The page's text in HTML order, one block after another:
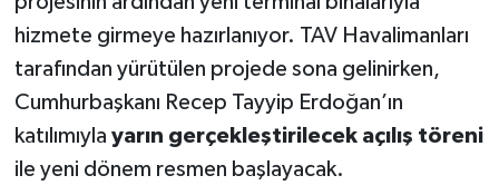
hizmete girmeye hazırlanıyor. TAV Havalimanları
tarafından yürütülen projede sona gelinirken,
Cumhurbaşkanı Recep Tayyip Erdoğan’ın
katılımıyla yarın gerçekleştirilecek açılış töreni
ile yeni dönem resmen başlayacak.